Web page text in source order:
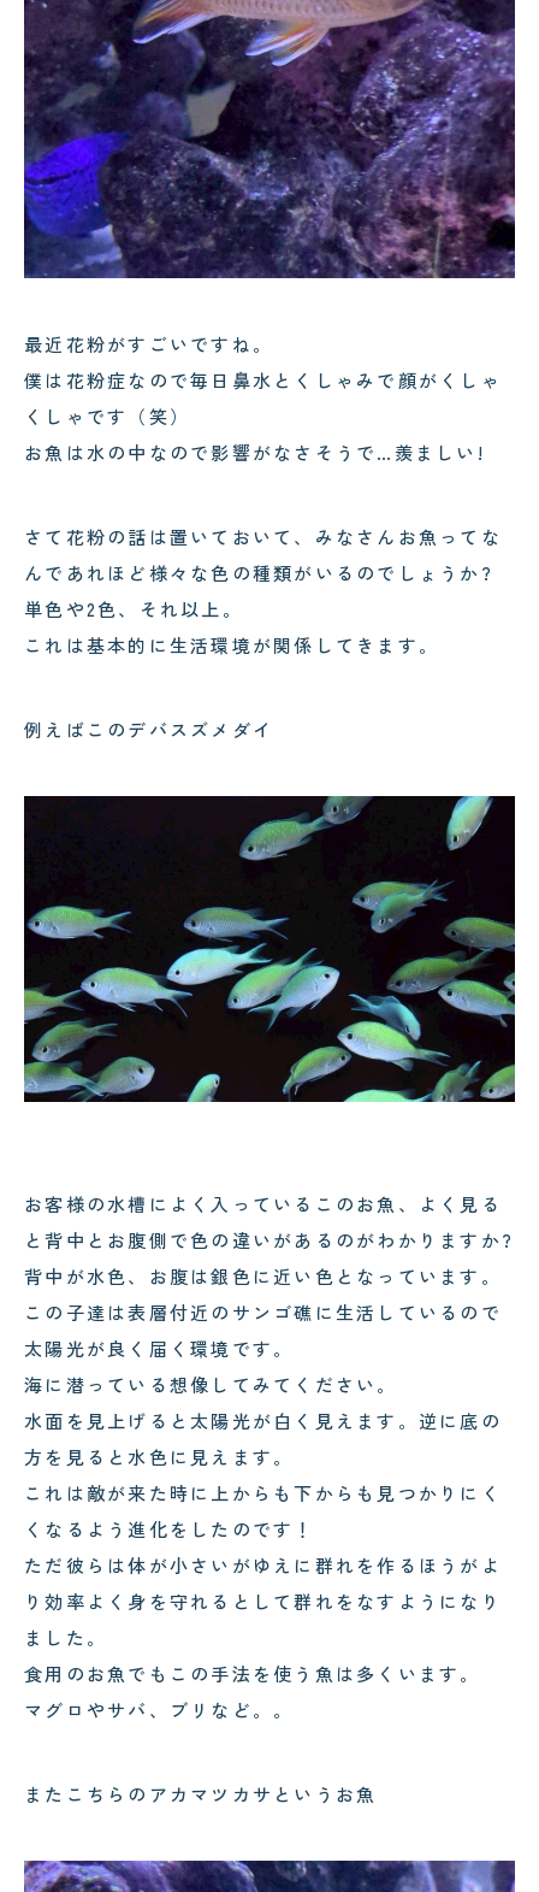
最近花粉がすごいですね。
僕は花粉症なので毎日鼻水とくしゃみで顔がくしゃ
くしゃです（笑）
お魚は水の中なので影響がなさそうで…羨ましい!
さて花粉の話は置いておいて、みなさんお魚ってな
んであれほど様々な色の種類がいるのでしょうか?
単色や2色、それ以上。
これは基本的に生活環境が関係してきます。
例えばこのデバスズメダイ
お客様の水槽によく入っているこのお魚、よく見る
と背中とお腹側で色の違いがあるのがわかりますか?
背中が水色、お腹は銀色に近い色となっています。
この子達は表層付近のサンゴ礁に生活しているので
太陽光が良く届く環境です。
海に潜っている想像してみてください。
水面を見上げると太陽光が白く見えます。逆に底の
方を見ると水色に見えます。
これは敵が来た時に上からも下からも見つかりにく
くなるよう進化をしたのです！
ただ彼らは体が小さいがゆえに群れを作るほうがよ
り効率よく身を守れるとして群れをなすようになり
ました。
食用のお魚でもこの手法を使う魚は多くいます。
マグロやサバ、ブリなど。。
またこちらのアカマツカサというお魚